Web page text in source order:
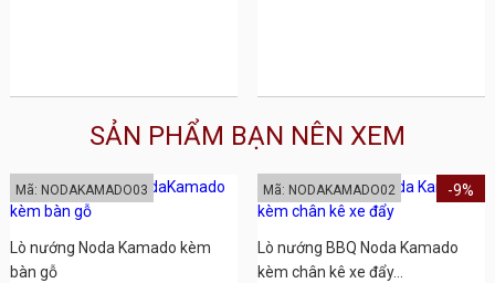
SẢN PHẨM BẠN NÊN XEM
Lò nướng Noda Kamado kèm
bàn gỗ
Mã: NODAKAMADO03
Lò nướng BBQ Noda Kamado
kèm chân kê xe đẩy...
-9%
Mã: NODAKAMADO02